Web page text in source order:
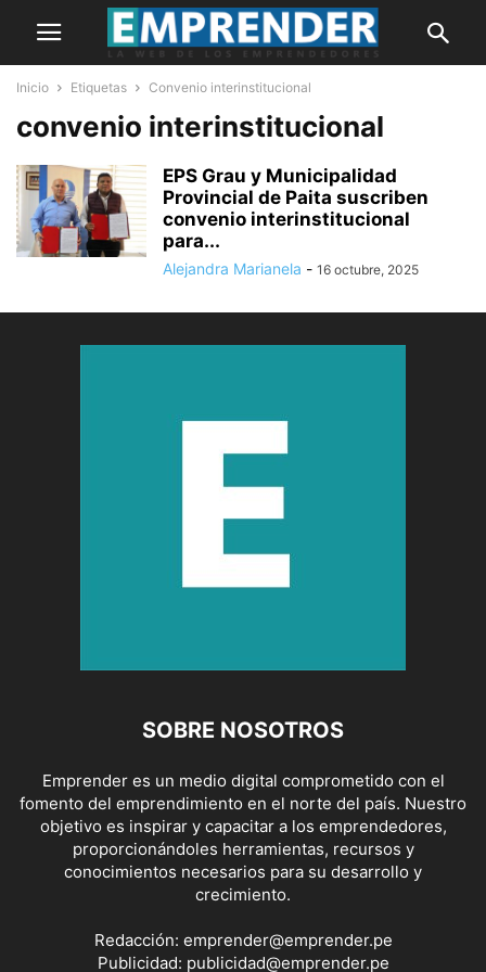
Inicio Etiquetas Convenio interinstitucional
convenio interinstitucional
EPS Grau y Municipalidad
Provincial de Paita suscriben
convenio interinstitucional
para...
Alejandra Marianela - 16 octubre, 2025
SOBRE NOSOTROS
Emprender es un medio digital comprometido con el
fomento del emprendimiento en el norte del país. Nuestro
objetivo es inspirar y capacitar a los emprendedores,
proporcionándoles herramientas, recursos y
conocimientos necesarios para su desarrollo y
crecimiento.
Redacción: emprender@emprender.pe
Publicidad: publicidad@emprender.pe